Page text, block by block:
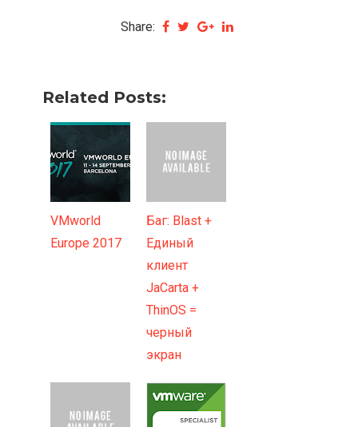
Share:
Related Posts:
VMworld
Europe 2017
Баг: Blast +
Единый
клиент
JaCarta +
ThinOS =
черный
экран